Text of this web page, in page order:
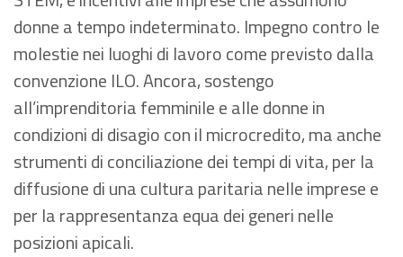
donne a tempo indeterminato. Impegno contro le
molestie nei luoghi di lavoro come previsto dalla
convenzione ILO. Ancora, sostengo
all’imprenditoria femminile e alle donne in
condizioni di disagio con il microcredito, ma anche
strumenti di conciliazione dei tempi di vita, per la
diffusione di una cultura paritaria nelle imprese e
per la rappresentanza equa dei generi nelle
posizioni apicali.